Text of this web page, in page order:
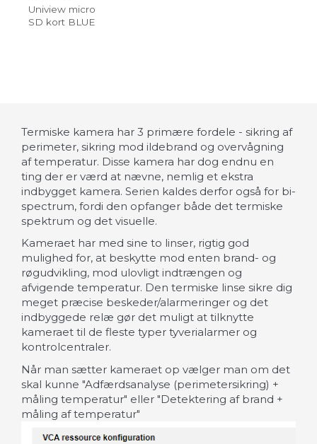
Uniview micro
SD kort BLUE
Termiske kamera har 3 primære fordele - sikring af
perimeter, sikring mod ildebrand og overvågning
af temperatur. Disse kamera har dog endnu en
ting der er værd at nævne, nemlig et ekstra
indbygget kamera. Serien kaldes derfor også for bi-
spectrum, fordi den opfanger både det termiske
spektrum og det visuelle.
Kameraet har med sine to linser, rigtig god
mulighed for, at beskytte mod enten brand- og
røgudvikling, mod ulovligt indtrængen og
afvigende temperatur. Den termiske linse sikre dig
meget præcise beskeder/alarmeringer og det
indbyggede relæ gør det muligt at tilknytte
kameraet til de fleste typer tyverialarmer og
kontrolcentraler.
Når man sætter kameraet op vælger man om det
skal kunne "Adfærdsanalyse (perimetersikring) +
måling temperatur" eller "Detektering af brand +
måling af temperatur"